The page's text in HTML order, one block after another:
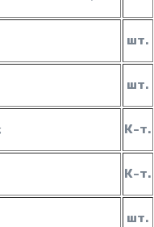
шт.
шт.
К-т.
К-т.
шт.